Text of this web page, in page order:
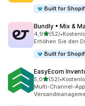
Built for
Bundly • Mix &
4,9von 5 Sternen
(52)
52 Rezensionen
•
Erhöhen Sie den
Built for
EasyEcom
5,0von 5 Sternen
(52)
52 Rezensionen
•
Multi-Channel-